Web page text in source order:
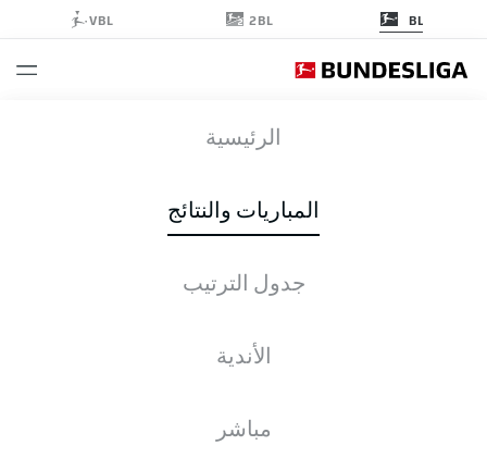
BL
2BL
VBL
الرئيسية
المباريات والنتائج
جدول الترتيب
الأندية
مباشر
الأخبار التشكيلات الإحصائيات